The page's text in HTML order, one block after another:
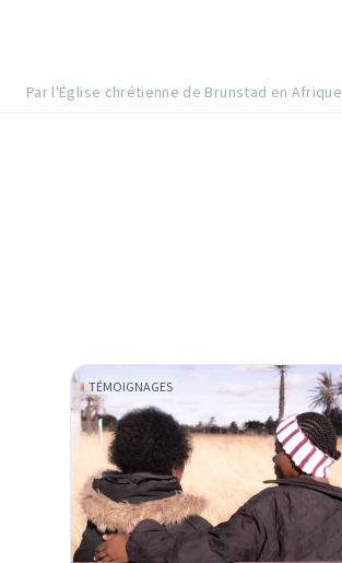
Par l'Église chrétienne de Brunstad en Afrique
TÉMOIGNAGES